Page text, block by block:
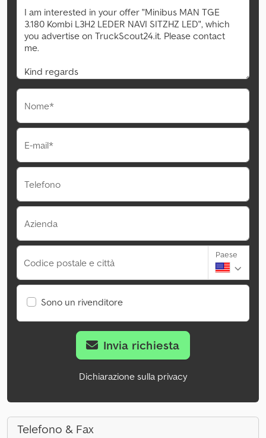
Nome*
E-mail*
Telefono
Azienda
Codice postale e città
Paese
Sono un rivenditore
Invia richiesta
Dichiarazione sulla privacy
Telefono & Fax